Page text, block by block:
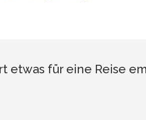
etwas für eine Reise